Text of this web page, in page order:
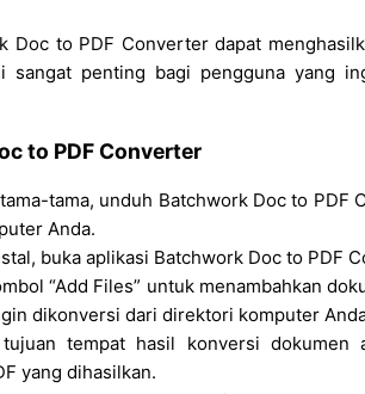
Doc to PDF Converter dapat
penting bagi pengguna yang
to PDF Converter
tama, unduh Batchwork Doc to
Anda.
buka aplikasi Batchwork Doc to PDF
“Add Files” untuk menambahkan
dikonversi dari direktori komputer
tempat hasil konversi dokumen
yang dihasilkan.